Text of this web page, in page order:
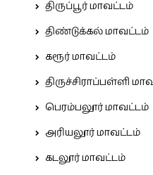
திருப்பூர் மாவட்டம்
திண்டுக்கல் மாவட்டம்
கரூர் மாவட்டம்
திருச்சிராப்பள்ளி
பெரம்பலூர் மாவட்டம்
அரியலூர் மாவட்டம்
கடலூர் மாவட்டம்